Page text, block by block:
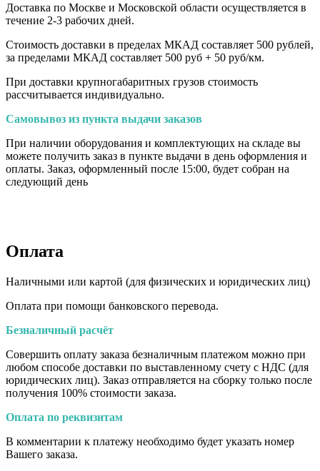
Доставка по Москве и Московской области осуществляется в
течение 2-3 рабочих дней.
Стоимость доставки в пределах МКАД составляет 500 рублей,
за пределами МКАД составляет 500 руб + 50 руб/км.
При доставки крупногабаритных грузов стоимость
рассчитывается индивидуально.
Самовывоз из пункта выдачи заказов
При наличии оборудования и комплектующих на складе вы
можете получить заказ в пункте выдачи в день оформления и
оплаты. Заказ, оформленный после 15:00, будет собран на
следующий день
Оплата
Наличными или картой (для физических и юридических лиц)
Оплата при помощи банковского перевода.
Безналичный расчёт
Совершить оплату заказа безналичным платежом можно при
любом способе доставки по выставленному счету с НДС (для
юридических лиц). Заказ отправляется на сборку только после
получения 100% стоимости заказа.
Оплата по реквизитам
В комментарии к платежу необходимо будет указать номер
Вашего заказа.